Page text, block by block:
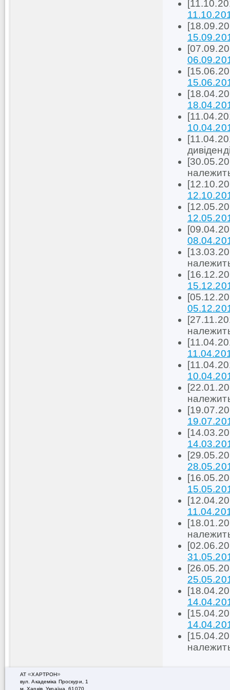
АТ«ХАРТРОН»
вул. Академiка Проскури, 1
м. Харків, Україна, 61070